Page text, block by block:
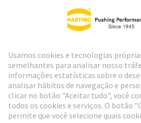
Social Media